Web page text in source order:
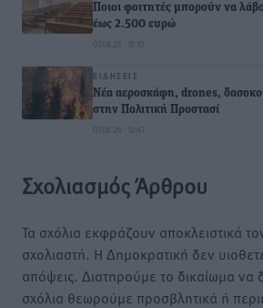
Ποιοι φοιτητές μπορούν να
έως 2.500 ευρώ
07.08.26 · 18:10
ΕΙΔΉΣΕΙΣ
Νέα αεροσκάφη, drones,
στην Πολιτική Προστασί
07.08.26 · 12:47
Σχολιασμός Άρθρου
Τα σχόλια εκφράζουν αποκλειστικά
σχολιαστή. Η Δημοκρατική δεν
απόψεις. Διατηρούμε το δικαίωμα να
σχόλια θεωρούμε προσβλητικά ή